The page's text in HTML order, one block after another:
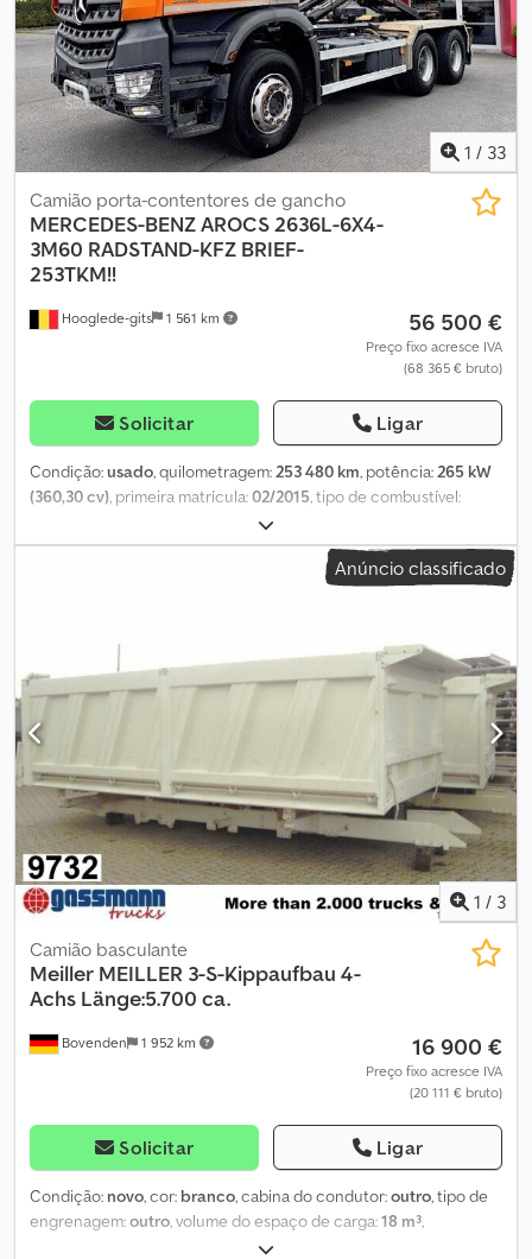
Aqsvhibbsper
1 / 33
Hooglede-gits 1 561 km
Camião porta-contentores de gancho
MERCEDES-BENZAROCS 2636L-6X4-
3M60 RADSTAND-KFZ BRIEF-
253TKM!!
56 500 €
Preço fixo acresce IVA
(68 365 € bruto)
Solicitar Ligar
Condição:usado, quilometragem:253 480 km, potência:265 kW
(360,30 cv), primeira matrícula:02/2015, tipo de combustível:
, configuração de eixo:
laranja, tipo de engrenagem:automático, classe de emissão:
ABS, ar condicionado, programa
SUSPENSÃO PNEUMÁTICA, PARA-SOL, LUZES DE CONTORNO,
DISTÂNCIA ENTRE EIXOS DE 3,60 M, VIDROS/ESPELHOS
ELÉTRICOS, AQUECIMENTO DOS ASSENTOS/ESPELHOS, CÂMARA
DE MARCHA ATRÁS, CAIXA DE MUDANÇAS AUTOMÁTICA, FREIO
MOTOR REFORÇADO, BLOQUEIO DO DIFERENCIAL, ABS, ASR,
FARÓIS DE TRABALHO, COMPARTIMENTO DE ARMAZENAMENTO,
PROTETOR DE SUBCHASSIS TRASEIRO AJUSTÁVEL, SISTEMA
HIDRÁULICO ATÉ A TRASERA, AR CONDICIONADO, GANCHO DE
CARGA HIAB MULTILIFT XR21S46, GANCHO DESLIZANTE,
FECHADURA HIDRÁULICA DO CONTENTOR, PNEUS EM BOM
ESTADO, CAPACIDADE DE 21 TONELADAS. Dedpfx Aqjym N H
Sopekr VÁRIOS VEÍCULOS DISPONÍVEIS:
Anúncio classificado
1 / 3
Bovenden 1 952 km
Camião basculante
Meiller MEILLER 3-S-Kippaufbau 4-
Achs Länge:5.700 ca.
16 900 €
Preço fixo acresce IVA
(20 111 € bruto)
Solicitar Ligar
Condição: novo, cor: branco, cabina do condutor:outro, tipo de
engrenagem:outro, volume do espaço de carga:18 m³,
comprimento do espaço de carga: